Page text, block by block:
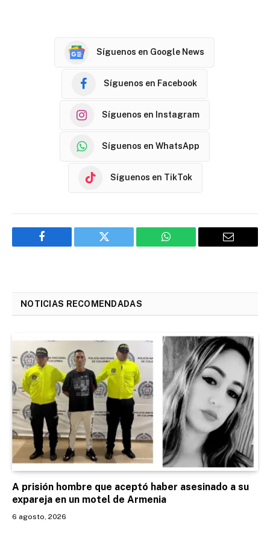
Síguenos en Google News
Síguenos en Facebook
Síguenos en Instagram
Síguenos en WhatsApp
Síguenos en TikTok
Facebook Twitter WhatsApp Email
NOTICIAS RECOMENDADAS
A prisión hombre que aceptó haber asesinado a su
expareja en un motel de Armenia
6 agosto, 2026